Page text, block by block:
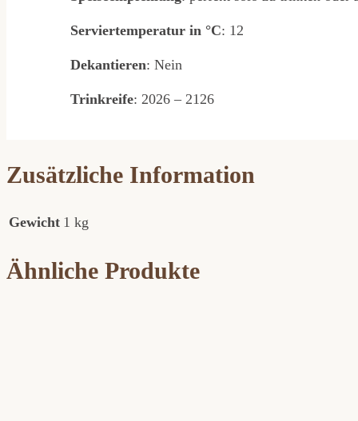
Serviertemperatur in °C: 12
Dekantieren: Nein
Trinkreife: 2026 – 2126
Zusätzliche Information
Gewicht 1 kg
Ähnliche Produkte